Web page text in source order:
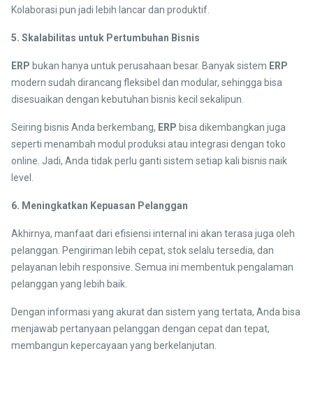
Kolaborasi pun jadi lebih lancar dan produktif.
5. Skalabilitas untuk Pertumbuhan Bisnis
ERP bukan hanya untuk perusahaan besar. Banyak sistem ERP
modern sudah dirancang fleksibel dan modular, sehingga bisa
disesuaikan dengan kebutuhan bisnis kecil sekalipun.
Seiring bisnis Anda berkembang, ERP bisa dikembangkan juga
seperti menambah modul produksi atau integrasi dengan toko
online. Jadi, Anda tidak perlu ganti sistem setiap kali bisnis naik
level.
6. Meningkatkan Kepuasan Pelanggan
Akhirnya, manfaat dari efisiensi internal ini akan terasa juga oleh
pelanggan. Pengiriman lebih cepat, stok selalu tersedia, dan
pelayanan lebih responsive. Semua ini membentuk pengalaman
pelanggan yang lebih baik.
Dengan informasi yang akurat dan sistem yang tertata, Anda bisa
menjawab pertanyaan pelanggan dengan cepat dan tepat,
membangun kepercayaan yang berkelanjutan.